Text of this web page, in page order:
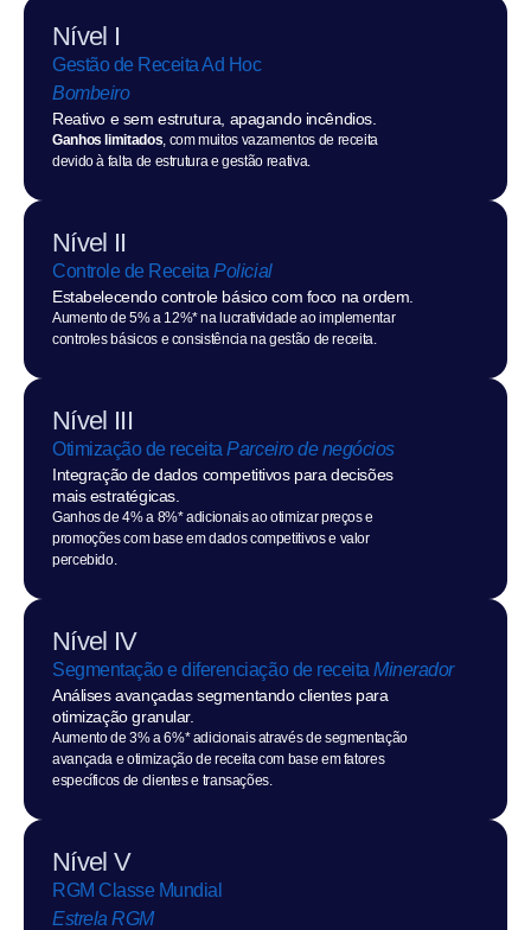
Nível I
Gestão de Receita Ad Hoc
Bombeiro
Reativo e sem estrutura, apagando incêndios.
Ganhos limitados, com muitos vazamentos de receita
devido à falta de estrutura e gestão reativa.
Nível II
Controle de Receita Policial
Estabelecendo controle básico com foco na ordem.
Aumento de 5% a 12%* na lucratividade ao implementar
controles básicos e consistência na gestão de receita.
Nível III
Otimização de receita Parceiro de negócios
Integração de dados competitivos para decisões
mais estratégicas.
Ganhos de 4% a 8%* adicionais ao otimizar preços e
promoções com base em dados competitivos e valor
percebido.
Nível IV
Segmentação e diferenciação de receita Minerador
Análises avançadas segmentando clientes para
otimização granular.
Aumento de 3% a 6%* adicionais através de segmentação
avançada e otimização de receita com base em fatores
específicos de clientes e transações.
Nível V
RGM Classe Mundial
Estrela RGM